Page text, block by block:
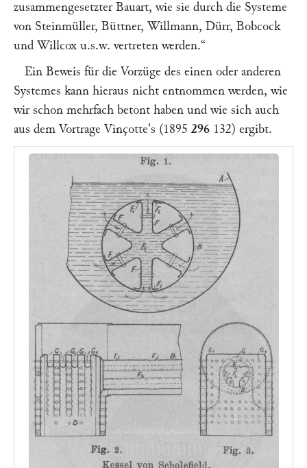
zusammengesetzter Bauart, wie sie durch die Systeme
von Steinmüller, Büttner, Willmann, Dürr, Bobcock
und Willcox u.s.w. vertreten werden.“
Ein Beweis für die Vorzüge des einen oder anderen
Systemes kann hieraus nicht entnommen werden, wie
wir schon mehrfach betont haben und wie sich auch
aus dem Vortrage Vinçotte's (1895 296 132) ergibt.